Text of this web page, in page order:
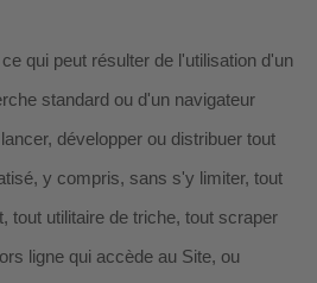
qui peut résulter de l'utilisation d'un
standard ou d'un navigateur
développer ou distribuer tout
y compris, sans s'y limiter, tout
tout utilitaire de triche, tout scraper
ligne qui accède au Site, ou